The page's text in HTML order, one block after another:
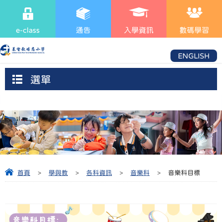
e-class 通告 入學資訊 數碼學習
ENGLISH
選單
首頁 > 學與教 > 各科資訊 > 音樂科 > 音樂科目標